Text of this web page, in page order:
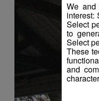
We
interest:
Select
to
Select
These
and